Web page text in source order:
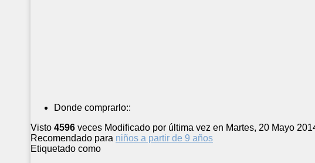
Donde comprarlo::
Visto 4596 veces Modificado por última vez en Martes, 20 Mayo
Recomendado para niños a partir de 9 años
Etiquetado como